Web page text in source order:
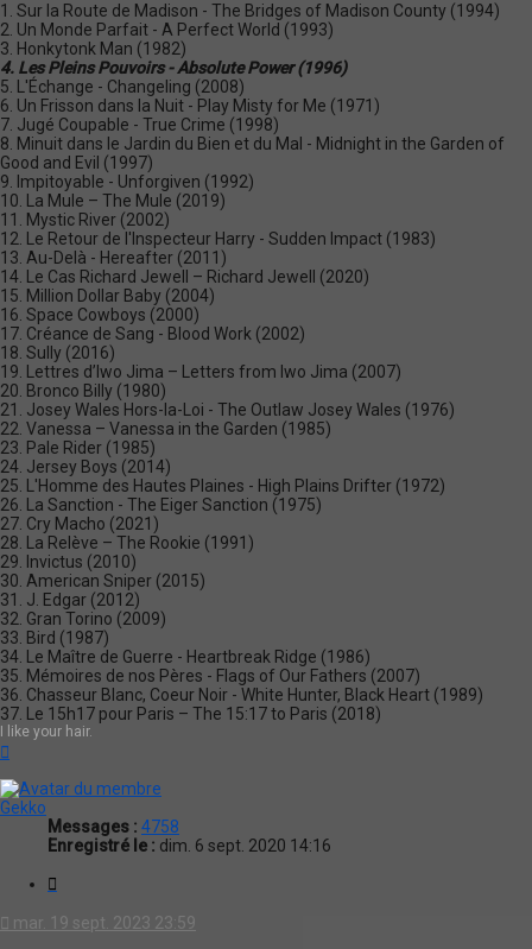
1. Sur la Route de Madison - The Bridges of Madison County (1994)
2. Un Monde Parfait - A Perfect World (1993)
3. Honkytonk Man (1982)
4. Les Pleins Pouvoirs - Absolute Power (1996)
5. L'Échange - Changeling (2008)
6. Un Frisson dans la Nuit - Play Misty for Me (1971)
7. Jugé Coupable - True Crime (1998)
8. Minuit dans le Jardin du Bien et du Mal - Midnight in the Garden of
Good and Evil (1997)
9. Impitoyable - Unforgiven (1992)
10. La Mule – The Mule (2019)
11. Mystic River (2002)
12. Le Retour de l'Inspecteur Harry - Sudden Impact (1983)
13. Au-Delà - Hereafter (2011)
14. Le Cas Richard Jewell – Richard Jewell (2020)
15. Million Dollar Baby (2004)
16. Space Cowboys (2000)
17. Créance de Sang - Blood Work (2002)
18. Sully (2016)
19. Lettres d’Iwo Jima – Letters from Iwo Jima (2007)
20. Bronco Billy (1980)
21. Josey Wales Hors-la-Loi - The Outlaw Josey Wales (1976)
22. Vanessa – Vanessa in the Garden (1985)
23. Pale Rider (1985)
24. Jersey Boys (2014)
25. L'Homme des Hautes Plaines - High Plains Drifter (1972)
26. La Sanction - The Eiger Sanction (1975)
27. Cry Macho (2021)
28. La Relève – The Rookie (1991)
29. Invictus (2010)
30. American Sniper (2015)
31. J. Edgar (2012)
32. Gran Torino (2009)
33. Bird (1987)
34. Le Maître de Guerre - Heartbreak Ridge (1986)
35. Mémoires de nos Pères - Flags of Our Fathers (2007)
36. Chasseur Blanc, Coeur Noir - White Hunter, Black Heart (1989)
37. Le 15h17 pour Paris – The 15:17 to Paris (2018)
I like your hair.
Gekko
Messages : 4758
Enregistré le : dim. 6 sept. 2020 14:16
mar. 19 sept. 2023 23:59